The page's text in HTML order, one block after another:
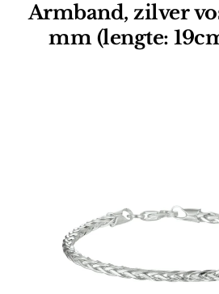
Armband, zilver
mm (lengte: